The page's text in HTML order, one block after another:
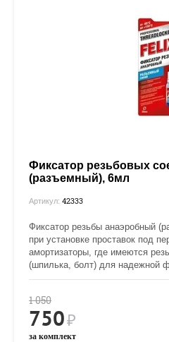
Фиксатор резьбовых
(разъемный), 6мл
Артикул: 42333
Фиксатор резьбы анаэробный
при установке проставок под
амортизаторы, где имеются
(шпилька, болт) для надежной
1 050
750₽
за комплект